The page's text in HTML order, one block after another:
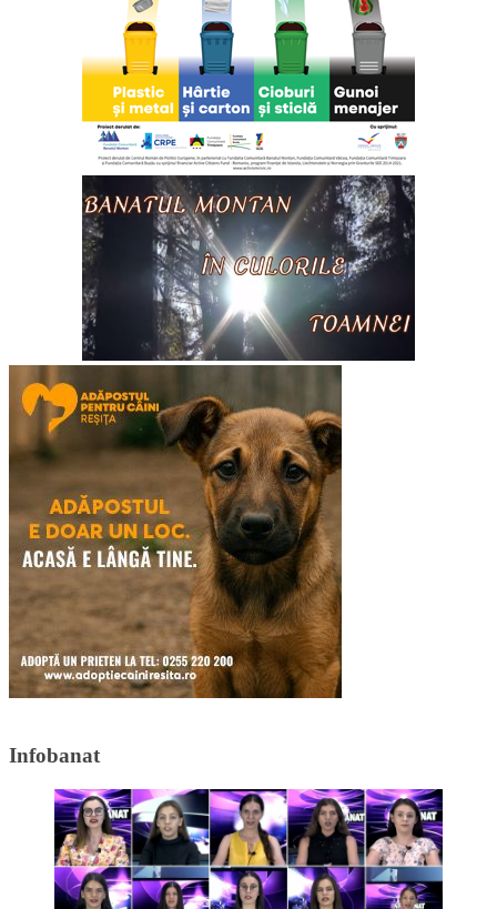
Infobanat